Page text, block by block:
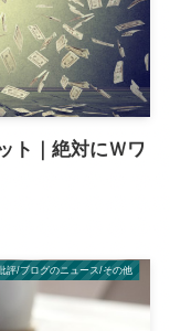
ト｜絶対にＷワ
評/ブログのニュース/その他